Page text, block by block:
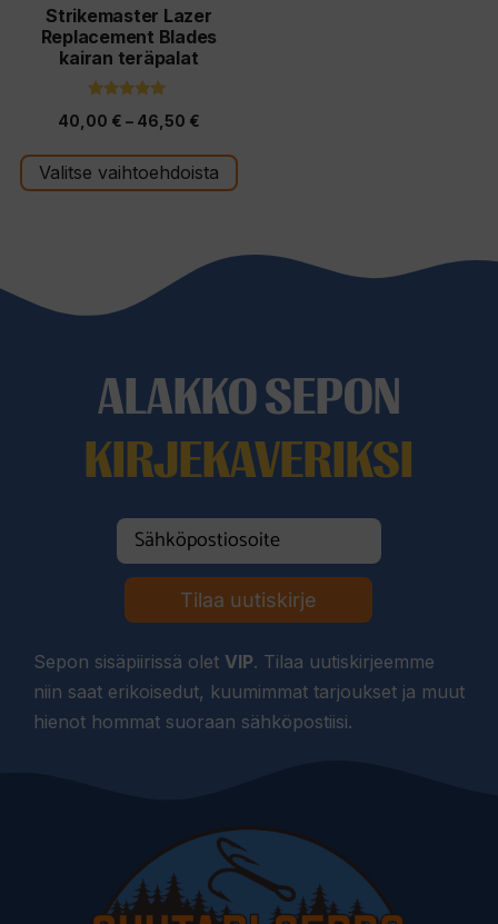
Strikemaster Lazer
Replacement Blades
kairan teräpalat
5:stä
40,00 € – 46,50 €Hintaluokka:
-
Valitse vaihtoehdoista
tuotteen
sivulla.
ALAKKO SEPON
KIRJEKAVERIKSI
Tilaa uutiskirje
Sepon sisäpiirissä olet VIP. Tilaa uutiskirjeemme
niin saat erikoisedut, kuumimmat tarjoukset ja muut
hienot hommat suoraan sähköpostiisi.